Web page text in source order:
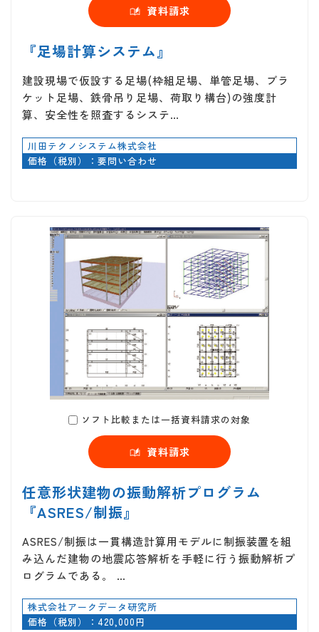
資料請求
『足場計算システム』
建設現場で仮設する足場(枠組足場、単管足場、ブラ
ケット足場、鉄骨吊り足場、荷取り構台)の強度計
算、安全性を照査するシステ…
川田テクノシステム株式会社
価格（税別）：要問い合わせ
ソフト比較または一括資料請求の対象
資料請求
任意形状建物の振動解析プログラム
『ASRES/制振』
ASRES/制振は一貫構造計算用モデルに制振装置を組
み込んだ建物の地震応答解析を手軽に行う振動解析プ
ログラムである。 …
株式会社アークデータ研究所
価格（税別）：420,000円